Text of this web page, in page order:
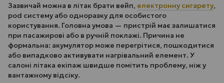
Зазвичай можна в літак брати вейп, електронну сигарету,
pod систему або одноразку для особистого
користування. Головна умова — пристрій має залишатися
при пасажирові або в ручній поклажі. Причина не
формальна: акумулятор може перегрітися, пошкодитися
або випадково активувати нагрівальний елемент. У
салоні літака екіпаж швидше помітить проблему, ніж у
вантажному відсіку.